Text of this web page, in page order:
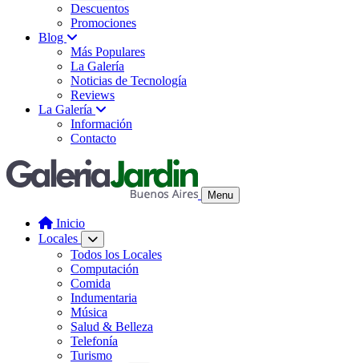
Descuentos
Promociones
Blog
Más Populares
La Galería
Noticias de Tecnología
Reviews
La Galería
Información
Contacto
Menu
Inicio
Locales
Todos los Locales
Computación
Comida
Indumentaria
Música
Salud & Belleza
Telefonía
Turismo